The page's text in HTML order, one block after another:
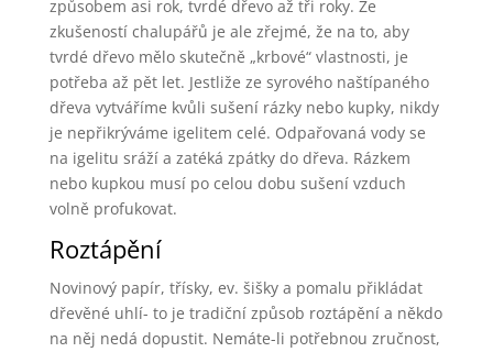
způsobem asi rok, tvrdé dřevo až tři roky. Ze
zkušeností chalupářů je ale zřejmé, že na to, aby
tvrdé dřevo mělo skutečně „krbové“ vlastnosti, je
potřeba až pět let. Jestliže ze syrového naštípaného
dřeva vytváříme kvůli sušení rázky nebo kupky, nikdy
je nepřikrýváme igelitem celé. Odpařovaná vody se
na igelitu sráží a zatéká zpátky do dřeva. Rázkem
nebo kupkou musí po celou dobu sušení vzduch
volně profukovat.
Roztápění
Novinový papír, třísky, ev. šišky a pomalu přikládat
dřevěné uhlí- to je tradiční způsob roztápění a někdo
na něj nedá dopustit. Nemáte-li potřebnou zručnost,